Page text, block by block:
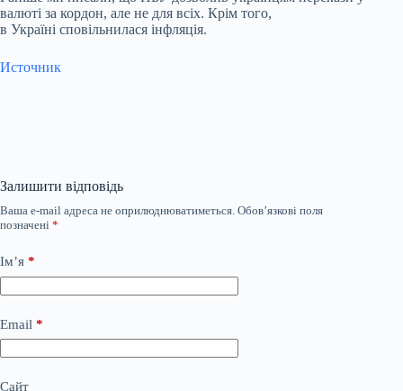
валюті за кордон, але не для всіх. Крім того,
в Україні сповільнилася інфляція.
Источник
Залишити відповідь
Ваша e-mail адреса не оприлюднюватиметься. Обов’язкові поля
позначені *
Ім’я *
Email *
Сайт